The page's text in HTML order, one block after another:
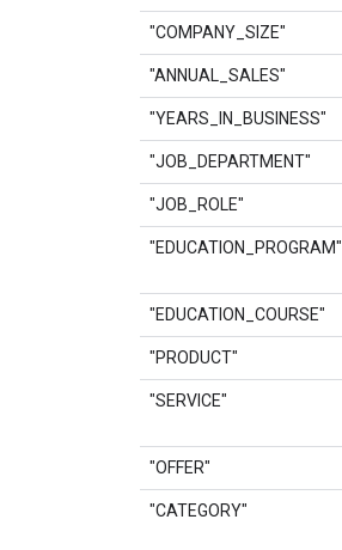
"COMPANY_SIZE"
"ANNUAL_SALES"
"YEARS_IN_BUSINESS"
"JOB_DEPARTMENT"
"JOB_ROLE"
"EDUCATION_PROGRAM"
"EDUCATION_COURSE"
"PRODUCT"
"SERVICE"
"OFFER"
"CATEGORY"